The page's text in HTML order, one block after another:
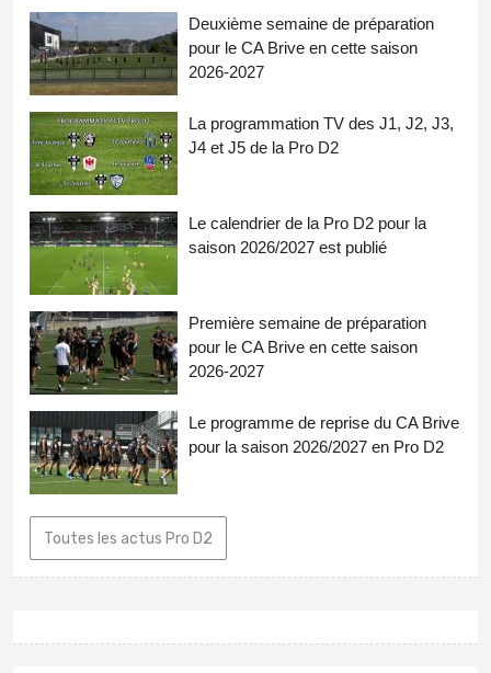
Deuxième semaine de préparation
pour le CA Brive en cette saison
2026-2027
La programmation TV des J1, J2, J3,
J4 et J5 de la Pro D2
Le calendrier de la Pro D2 pour la
saison 2026/2027 est publié
Première semaine de préparation
pour le CA Brive en cette saison
2026-2027
Le programme de reprise du CA Brive
pour la saison 2026/2027 en Pro D2
Toutes les actus Pro D2